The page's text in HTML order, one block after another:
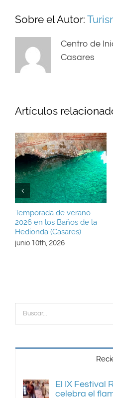
Sobre el Autor:
Centro de
Casares
Artículos
Temporada de verano
2026 en los Baños de la
Hedionda (Casares)
junio 10th, 2026
Buscar:
El IX Festival
celebra el